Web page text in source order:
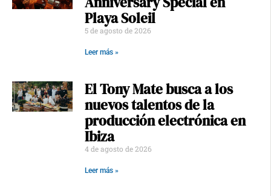
Playa Soleil
5 de agosto de 2026
Leer más »
El Tony Mate busca a los
nuevos talentos de la
producción electrónica en
Ibiza
4 de agosto de 2026
Leer más »